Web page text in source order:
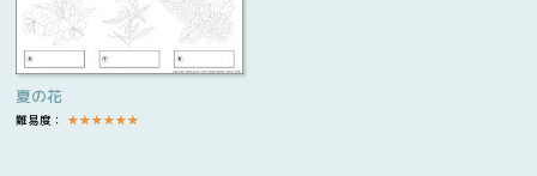
夏の花
難易度： ★★★★★★